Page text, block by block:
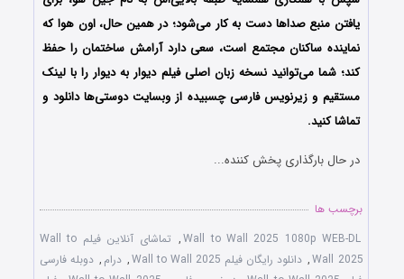
یافتن منبع صداها دست به کار می‌شود؛ در همین حال، اون هوا که
نماینده ساکنان مجتمع است، سعی دارد آرامش ساختمان را حفظ
کند؛شما می‌توانید نسخه زبان اصلی فیلم دیوار به دیوار را با ‌لینک
مستقیم و زیرنویس فارسی چسبیده از وبسایت دوستی‌ها دانلود و
تماشا کنید.
در حال بارگذاری پخش کننده...
برچسب ها
Wall to Wall 2025 1080p WEB-DL
,
تماشای آنلاین فیلم Wall to
Wall 2025
, دانلود رایگان فیلم Wall to Wall 2025 , درام , دوبله فارسی